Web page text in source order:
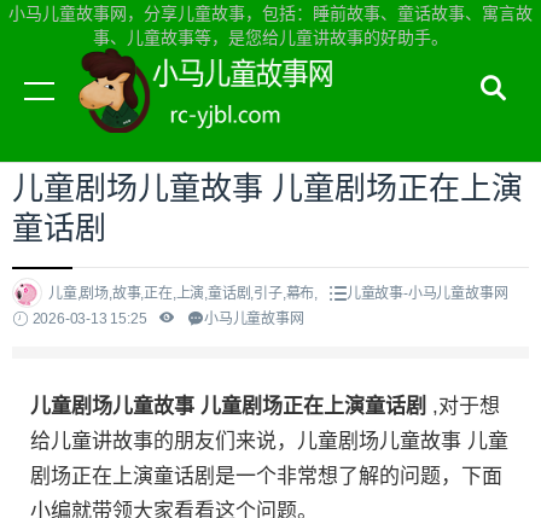
小马儿童故事网，分享儿童故事，包括：睡前故事、童话故事、寓言故
事、儿童故事等，是您给儿童讲故事的好助手。
当前位置：小马儿童故事网首页>儿童故事
儿童剧场儿童故事 儿童剧场正在上演
童话剧
儿童,剧场,故事,正在,上演,童话剧,引子,幕布,
儿童故事-小马儿童故事网
2026-03-13 15:25
小马儿童故事网
儿童剧场儿童故事 儿童剧场正在上演童话剧 ,对于想
给儿童讲故事的朋友们来说，儿童剧场儿童故事 儿童
剧场正在上演童话剧是一个非常想了解的问题，下面
小编就带领大家看看这个问题。